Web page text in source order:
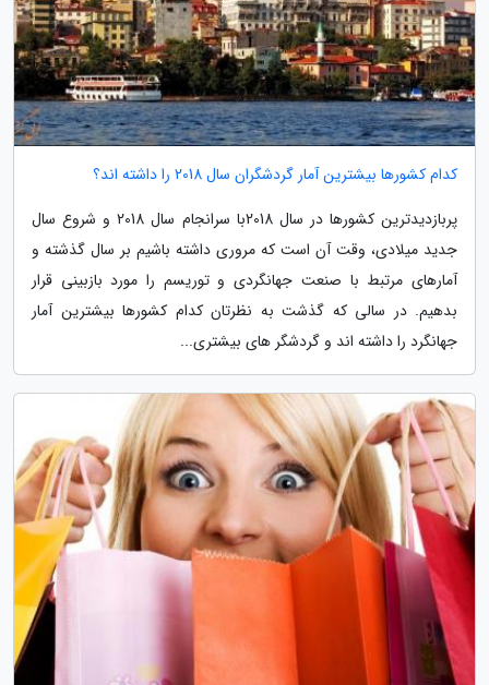
کدام کشورها بیشترین آمار گردشگران سال 2018 را داشته اند؟
پربازدیدترین کشورها در سال 2018با سرانجام سال 2018 و شروع سال
جدید میلادی، وقت آن است که مروری داشته باشیم بر سال گذشته و
آمارهای مرتبط با صنعت جهانگردی و توریسم را مورد بازبینی قرار
بدهیم. در سالی که گذشت به نظرتان کدام کشورها بیشترین آمار
جهانگرد را داشته اند و گردشگر های بیشتری...